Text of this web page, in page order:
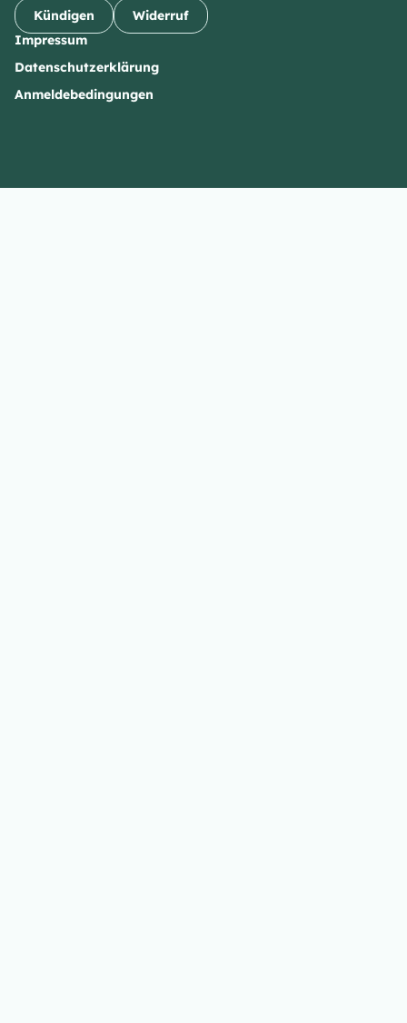
Kündigen
Widerruf
Impressum
Datenschutzerklärung
Anmeldebedingungen